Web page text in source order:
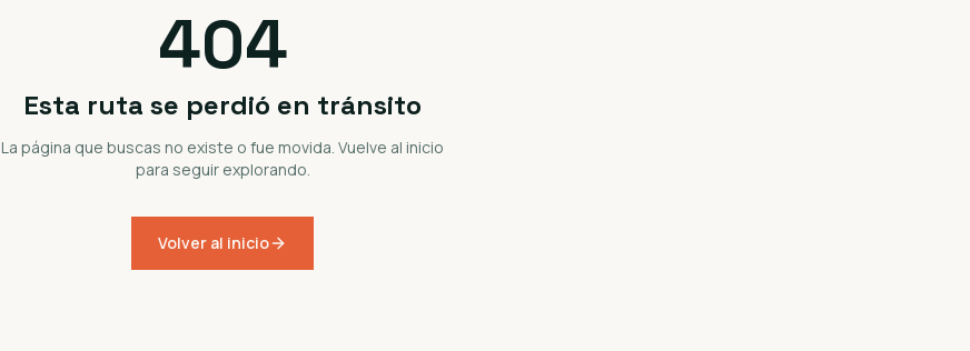
404
Esta ruta se perdió en tránsito
La página que buscas no existe o fue movida. Vuelve al inicio
para seguir explorando.
Volver al inicio